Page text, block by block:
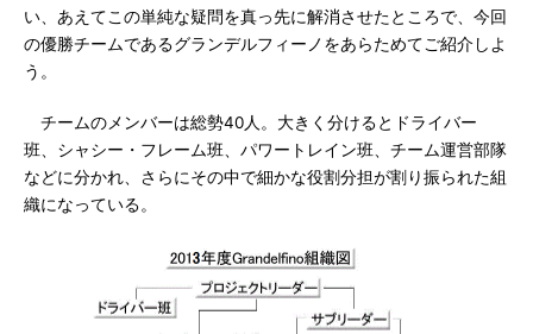
い、あえてこの単純な疑問を真っ先に解消させたところで、今回
の優勝チームであるグランデルフィーノをあらためてご紹介しよ
う。
チームのメンバーは総勢40人。大きく分けるとドライバー
班、シャシー・フレーム班、パワートレイン班、チーム運営部隊
などに分かれ、さらにその中で細かな役割分担が割り振られた組
織になっている。